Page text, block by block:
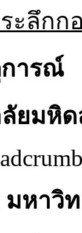
ะลึก
ารณ์
ยมหิด
มหาวิ